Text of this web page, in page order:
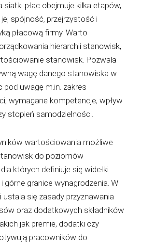
płac obejmuje kilka etapów,
spójność, przejrzystość i
płacową firmy. Warto
hierarchii stanowisk,
stanowisk. Pozwala
wagę danego stanowiska w
pod uwagę m.in. zakres
wymagane kompetencje, wpływ
stopień samodzielności.
wartościowania możliwe
do poziomów
których definiuje się widełki
górne granice wynagrodzenia. W
ustala się zasady przyznawania
oraz dodatkowych składników
jak premie, dodatki czy
pracowników do